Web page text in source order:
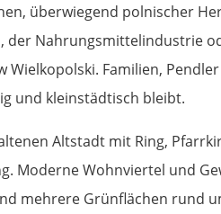
überwiegend polnischer
der Nahrungsmittelindustrie
Wielkopolski. Familien,
und kleinstädtisch bleibt.
Altstadt mit Ring,
Moderne Wohnviertel und
mehrere Grünflächen rund